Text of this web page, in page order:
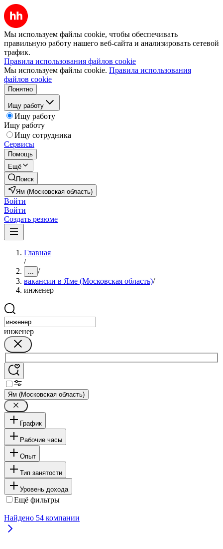
Мы используем файлы cookie, чтобы обеспечивать
правильную работу нашего веб-сайта и анализировать сетевой
трафик.
Правила использования файлов cookie
Мы используем файлы cookie. Правила использования
файлов cookie
Понятно
Ищу работу
Ищу работу
Ищу работу
Ищу сотрудника
Сервисы
Помощь
Ещё
Поиск
Ям (Московская область)
Войти
Войти
Создать резюме
Главная
/
... /
вакансии в Яме (Московская область)/
инженер
инженер
Ям (Московская область)
График
Рабочие часы
Опыт
Тип занятости
Уровень дохода
Ещё фильтры
Найдено 54 компании